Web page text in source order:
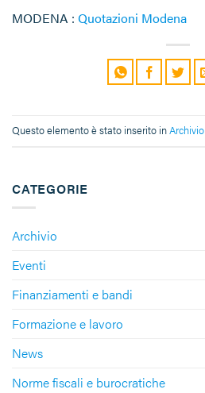
CATEGORIE
Archivio
Eventi
Finanziamenti e bandi
Formazione e lavoro
News
Norme fiscali e burocratiche
MODENA : Quotazioni Modena
Questo elemento è stato inserito inArchivio